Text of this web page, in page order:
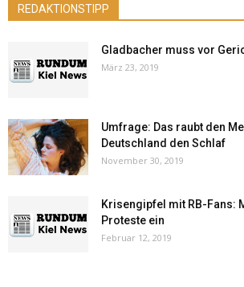
REDAKTIONSTIPP
Gladbacher muss vor
März 23, 2019
Umfrage: Das raubt den
Deutschland den Schlaf
November 30, 2019
Krisengipfel mit RB-Fans:
Proteste ein
Februar 12, 2019